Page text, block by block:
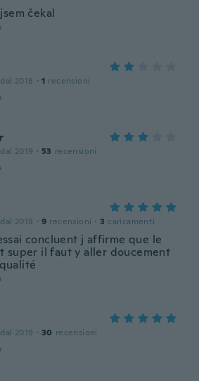
čekal
2018 · 1 recensioni
2019 · 53 recensioni
2018 · 9 recensioni · 3 caricamenti
concluent j affirme que le
super il faut y aller doucement
2019 · 30 recensioni